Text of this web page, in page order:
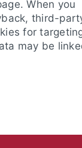
When you
third-
for
may be